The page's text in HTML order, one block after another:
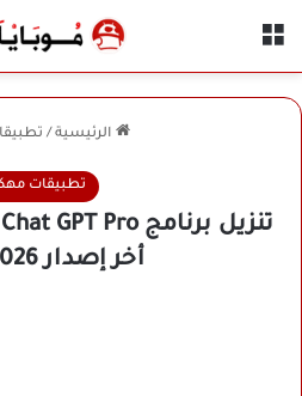
الرئيسية /
تطبيقات
أخر إصدار 2026 مجانًا